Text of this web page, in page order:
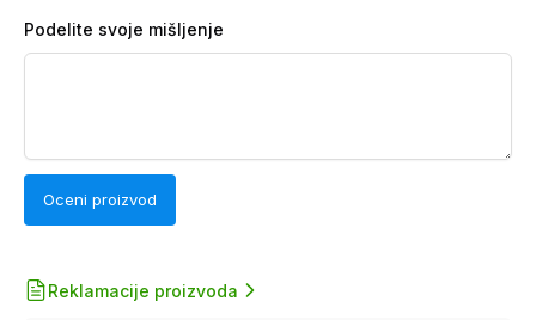
Podelite svoje mišljenje
Oceni proizvod
Reklamacije proizvoda